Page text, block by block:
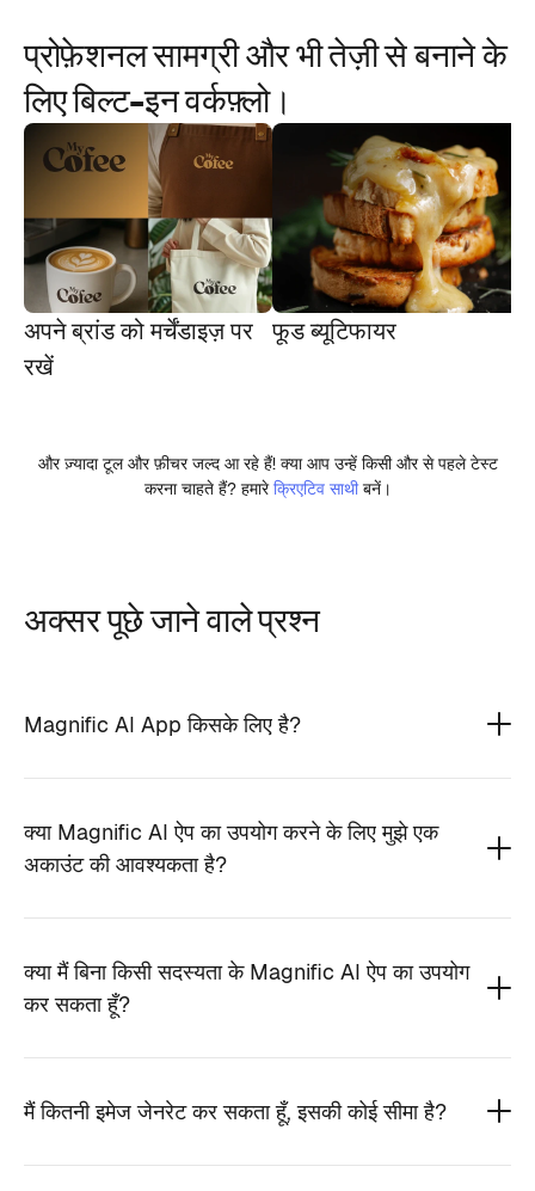
प्रोफ़ेशनल सामग्री और भी तेज़ी से बनाने के
लिए बिल्‍ट-इन वर्कफ़्लो।
अपने ब्रांड को मर्चेंडाइज़ पर
रखें
फूड ब्यूटिफायर
और ज़्यादा टूल और फ़ीचर जल्द आ रहे हैं! क्या आप उन्हें किसी और से पहले टेस्ट
करना चाहते हैं? हमारेक्रिएटिव साथीबनें।
अक्सर पूछे जाने वाले प्रश्न
Magnific AI App किसके लिए है?
क्या Magnific AI ऐप का उपयोग करने के लिए मुझे एक
अकाउंट की आवश्यकता है?
क्या मैं बिना किसी सदस्यता के Magnific AI ऐप का उपयोग
कर सकता हूँ?
मैं कितनी इमेज जेनरेट कर सकता हूँ, इसकी कोई सीमा है?